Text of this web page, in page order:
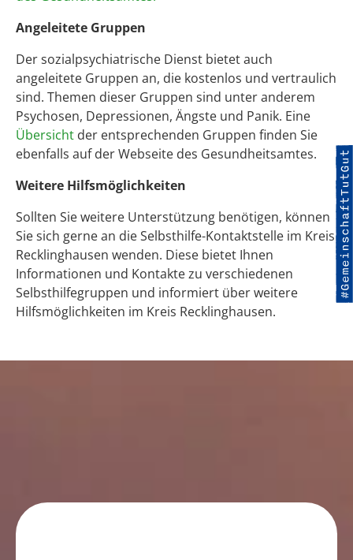
Angeleitete Gruppen
Der sozialpsychiatrische Dienst bietet auch
angeleitete Gruppen an, die kostenlos und vertraulich
sind. Themen dieser Gruppen sind unter anderem
Psychosen, Depressionen, Ängste und Panik. Eine
Übersicht der entsprechenden Gruppen finden Sie
ebenfalls auf der Webseite des Gesundheitsamtes.
Weitere Hilfsmöglichkeiten
Sollten Sie weitere Unterstützung benötigen, können
Sie sich gerne an die Selbsthilfe-Kontaktstelle im Kreis
Recklinghausen wenden. Diese bietet Ihnen
Informationen und Kontakte zu verschiedenen
Selbsthilfegruppen und informiert über weitere
Hilfsmöglichkeiten im Kreis Recklinghausen.